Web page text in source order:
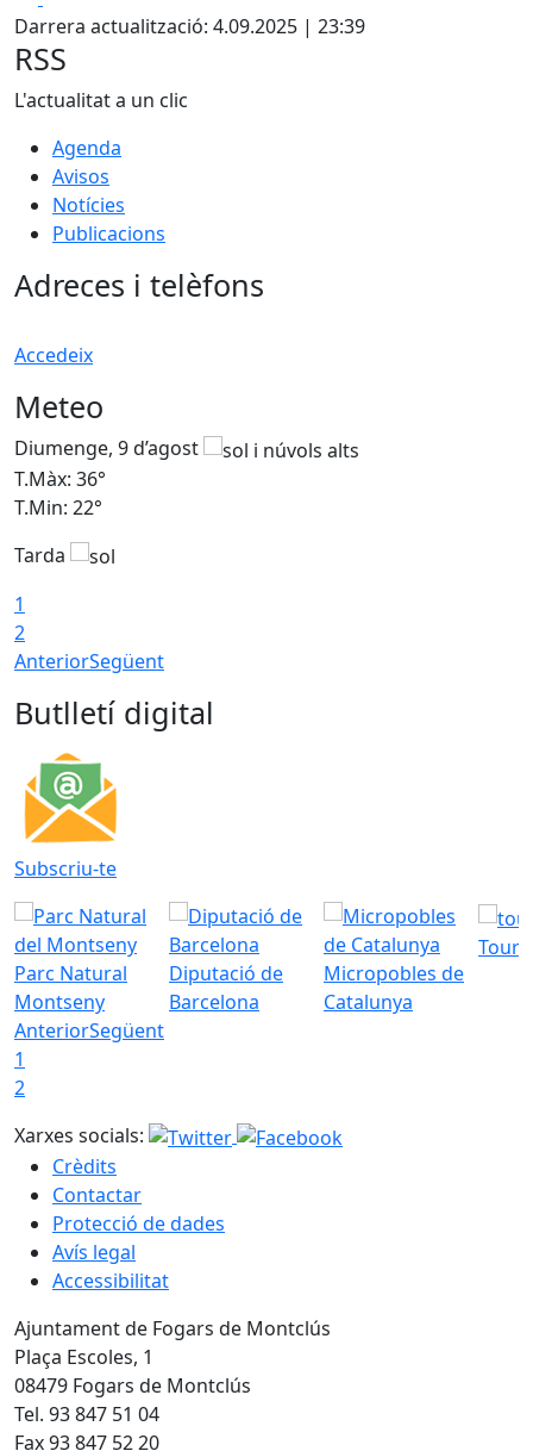
Darrera actualització: 4.09.2025 | 23:39
RSS
L'actualitat a un clic
Agenda
Avisos
Notícies
Publicacions
Adreces i telèfons
Accedeix
Meteo
Diumenge, 9 d’agost
T.Màx: 36°
T.Min: 22°
Tarda
1
2
AnteriorSegüent
Butlletí digital
Subscriu-te
Parc Natural
Montseny
Diputació de
Barcelona
Micropobles de
Catalunya
AnteriorSegüent
1
2
Xarxes socials:
Crèdits
Contactar
Protecció de dades
Avís legal
Accessibilitat
Ajuntament de Fogars de Montclús
Plaça Escoles, 1
08479 Fogars de Montclús
Tel. 93 847 51 04
Fax 93 847 52 20